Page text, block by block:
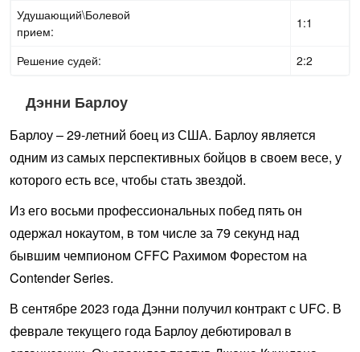
Удушающий\Болевой
прием:
1:1
Решение судей: 2:2
Дэнни Барлоу
Барлоу – 29-летний боец из США. Барлоу является
одним из самых перспективных бойцов в своем весе, у
которого есть все, чтобы стать звездой.
Из его восьми профессиональных побед пять он
одержал нокаутом, в том числе за 79 секунд над
бывшим чемпионом CFFC Рахимом Форестом на
Contender Series.
В сентябре 2023 года Дэнни получил контракт с UFC. В
феврале текущего года Барлоу дебютировал в